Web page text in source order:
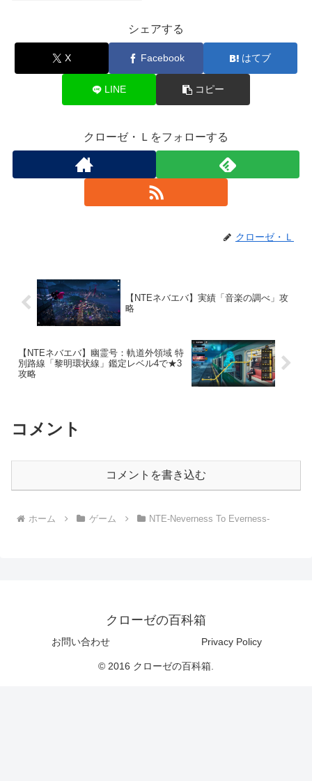
シェアする
X Facebook はてブ
LINE コピー
クローゼ・Ｌをフォローする
クローゼ・Ｌ
【NTEネバエバ】実績「音楽の調べ」攻
略
【NTEネバエバ】幽霊号：軌道外領域 特
別路線「黎明環状線」鑑定レベル4で★3
攻略
コメント
コメントを書き込む
ホーム ゲーム NTE-Neverness To Everness-
クローゼの百科箱
お問い合わせ Privacy Policy
© 2016 クローゼの百科箱.